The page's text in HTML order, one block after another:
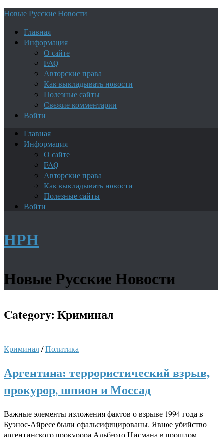
Новые Русские Новости
Главная
Информация
О сайте
FAQ
Авторские права
Как выкладывать новости
Полезные сайты
Свежие комментарии
Войти
Главная
Информация
О сайте
FAQ
Авторские права
Как выкладывать новости
Полезные сайты
Войти
НРН
Новые Русские Новости
Category: Криминал
Криминал/Политика
Аргентина: террористический взрыв,
прокурор, шпион и Моссад
Важные элементы изложения фактов о взрыве 1994 года в
Буэнос-Айресе были сфальсифицированы. Явное убийство
аргентинского прокурора Альберто Нисмана в прошлом…